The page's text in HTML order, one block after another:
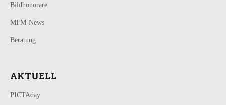
Bildhonorare
MFM-News
Beratung
AKTUELL
PICTAday